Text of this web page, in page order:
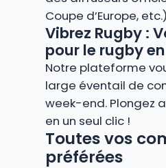
Coupe d’Europe,
Vibrez Rugby :
pour le rugby
Notre plateforme
large éventail de
week-end. Plongez
en un seul clic !
Toutes vos
préférées